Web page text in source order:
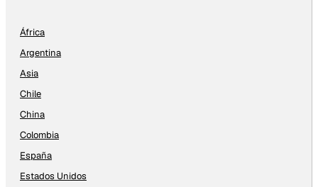
África
Argentina
Asia
Chile
China
Colombia
España
Estados Unidos